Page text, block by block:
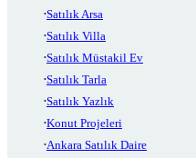
Satılık Arsa
Satılık Villa
Satılık Müstakil Ev
Satılık Tarla
Satılık Yazlık
Konut Projeleri
Ankara Satılık Daire